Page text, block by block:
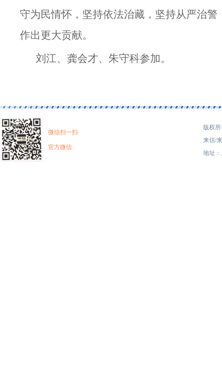
守为民情怀，坚持依法治藏，坚持从严治
作出更大贡献。
刘江、龚会才、朱守科参加。
微信扫一扫
官方微信
版权
来信/
地址